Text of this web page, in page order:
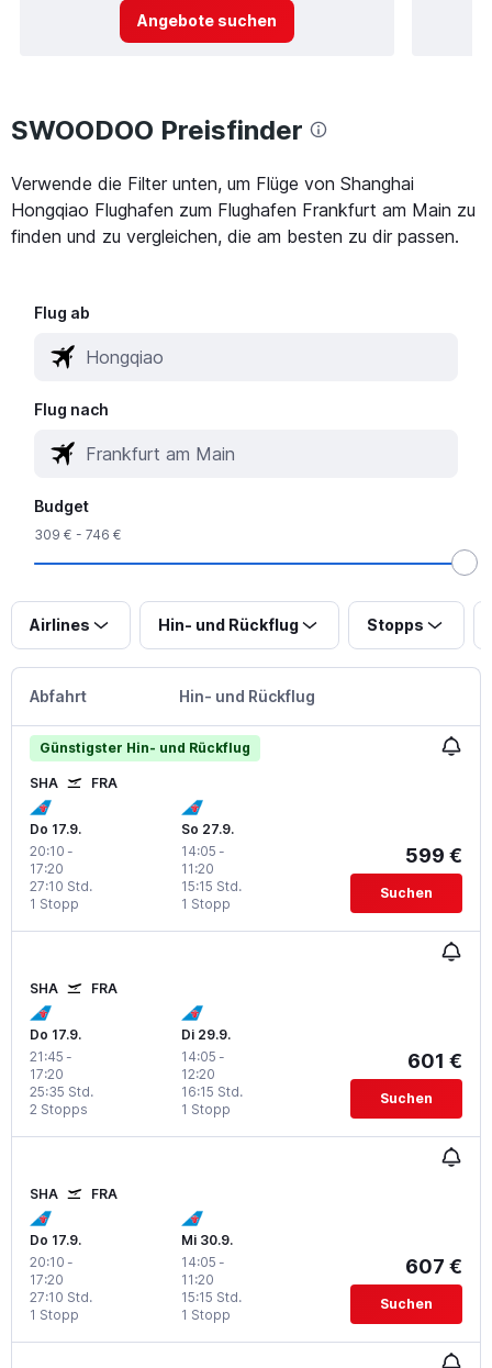
Angebote suchen
SWOODOO Preisfinder
Verwende die Filter unten, um Flüge von Shanghai
Hongqiao Flughafen zum Flughafen Frankfurt am Main zu
finden und zu vergleichen, die am besten zu dir passen.
Flug ab
Flug nach
Budget
309 € - 746 €
Airlines Hin- und Rückflug Stopps
Abfahrt Hin- und Rückflug
Günstigster Hin- und Rückflug
SHA FRA
Do 17.9.
20:10 -
17:20
1 Stopp
27:10 Std.
So 27.9.
14:05 -
11:20
1 Stopp
15:15 Std.
599 €
Suchen
SHA FRA
Do 17.9.
21:45 -
17:20
2 Stopps
25:35 Std.
Di 29.9.
14:05 -
12:20
1 Stopp
16:15 Std.
601 €
Suchen
SHA FRA
Do 17.9.
20:10 -
17:20
1 Stopp
27:10 Std.
Mi 30.9.
14:05 -
11:20
1 Stopp
15:15 Std.
607 €
Suchen